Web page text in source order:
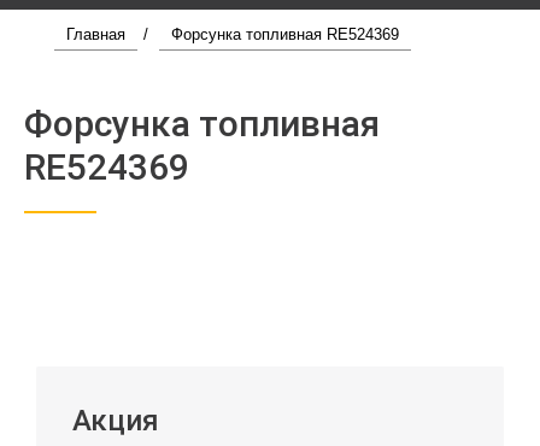
Главная / Форсунка топливная RE524369
Форсунка топливная
RE524369
Акция